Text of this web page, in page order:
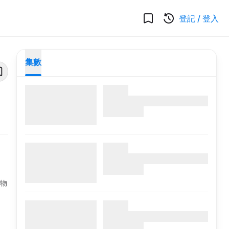
登記 / 登入
集數